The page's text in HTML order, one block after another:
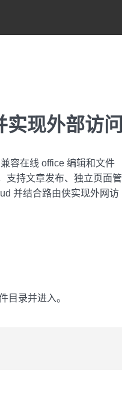
现外部访问
容在线 office 编辑和文件
支持文章发布、独立页面管
并结合路由侠实现外网访
目录并进入。